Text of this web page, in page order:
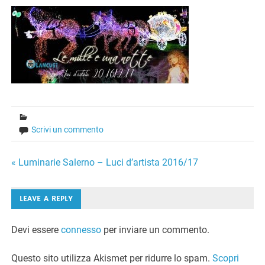
Scrivi un commento
Navigazione
articoli
« Luminarie Salerno – Luci d’artista 2016/17
LEAVE A REPLY
Devi essereconnesso per inviare un commento.
Questo sito utilizza Akismet per ridurre lo spam.Scopri